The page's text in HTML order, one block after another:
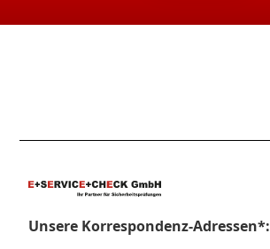
Unsere Korrespondenz-Adressen*: